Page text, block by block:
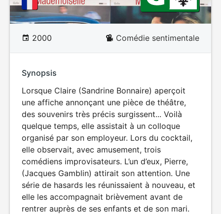
2000 Comédie sentimentale
Synopsis
Lorsque Claire (Sandrine Bonnaire) aperçoit
une affiche annonçant une pièce de théâtre,
des souvenirs très précis surgissent... Voilà
quelque temps, elle assistait à un colloque
organisé par son employeur. Lors du cocktail,
elle observait, avec amusement, trois
comédiens improvisateurs. L’un d’eux, Pierre,
(Jacques Gamblin) attirait son attention. Une
série de hasards les réunissaient à nouveau, et
elle les accompagnait brièvement avant de
rentrer auprès de ses enfants et de son mari.